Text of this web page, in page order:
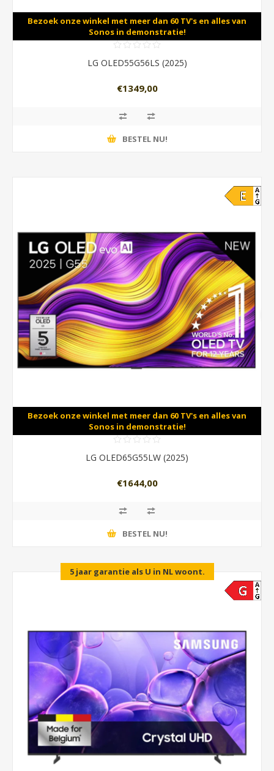
Bezoek onze winkel met meer dan 60 TV's en alles van
Sonos in demonstratie!
LG OLED55G56LS (2025)
€1349,00
BESTEL NU!
Bezoek onze winkel met meer dan 60 TV's en alles van
Sonos in demonstratie!
LG OLED65G55LW (2025)
€1644,00
BESTEL NU!
5 jaar garantie als U in NL woont.